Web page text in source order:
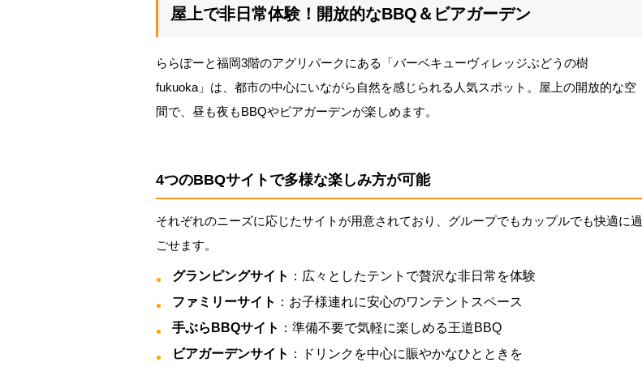
屋上で非日常体験！開放的なBBQ＆ビアガーデン
ららぽーと福岡3階のアグリパークにある「バーベキューヴィレッジぶどうの樹
fukuoka」は、都市の中心にいながら自然を感じられる人気スポット。屋上の開放的な空
間で、昼も夜もBBQやビアガーデンが楽しめます。
4つのBBQサイトで多様な楽しみ方が可能
それぞれのニーズに応じたサイトが用意されており、グループでもカップルでも快適に過
ごせます。
グランピングサイト ：広々としたテントで贅沢な非日常を体験
ファミリーサイト ：お子様連れに安心のワンテントスペース
手ぶらBBQサイト ：準備不要で気軽に楽しめる王道BBQ
ビアガーデンサイト ：ドリンクを中心に賑やかなひとときを